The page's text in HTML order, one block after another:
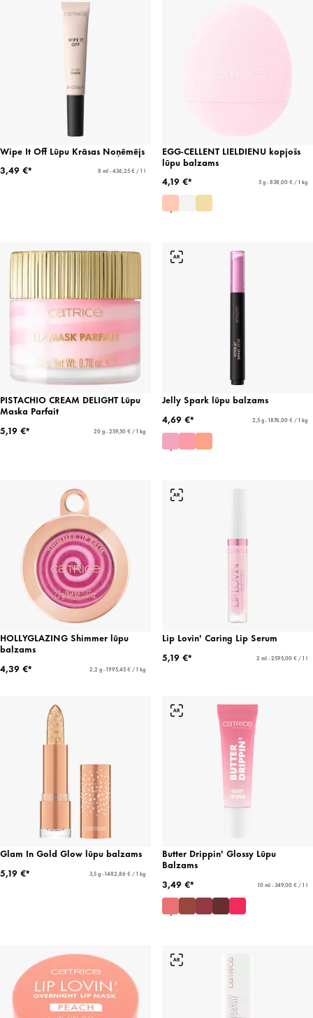
Wipe It Off Lūpu Krāsas Noņēmējs
3,49 €*
8 ml - 436,25 € / 1 l
EGG-CELLENT LIELDIENU kopjošs
lūpu balzams
4,19 €*
5 g - 838,00 € / 1 kg
PISTACHIO CREAM DELIGHT Lūpu
Maska Parfait
5,19 €*
20 g - 259,50 € / 1 kg
Jelly Spark lūpu balzams
4,69 €*
2,5 g - 1876,00 € / 1 kg
HOLLYGLAZING Shimmer lūpu
balzams
4,39 €*
2,2 g - 1995,45 € / 1 kg
Lip Lovin' Caring Lip Serum
5,19 €*
2 ml - 2595,00 € / 1 l
Glam In Gold Glow lūpu balzams
5,19 €*
3,5 g - 1482,86 € / 1 kg
Butter Drippin' Glossy Lūpu
Balzams
3,49 €*
10 ml - 349,00 € / 1 l